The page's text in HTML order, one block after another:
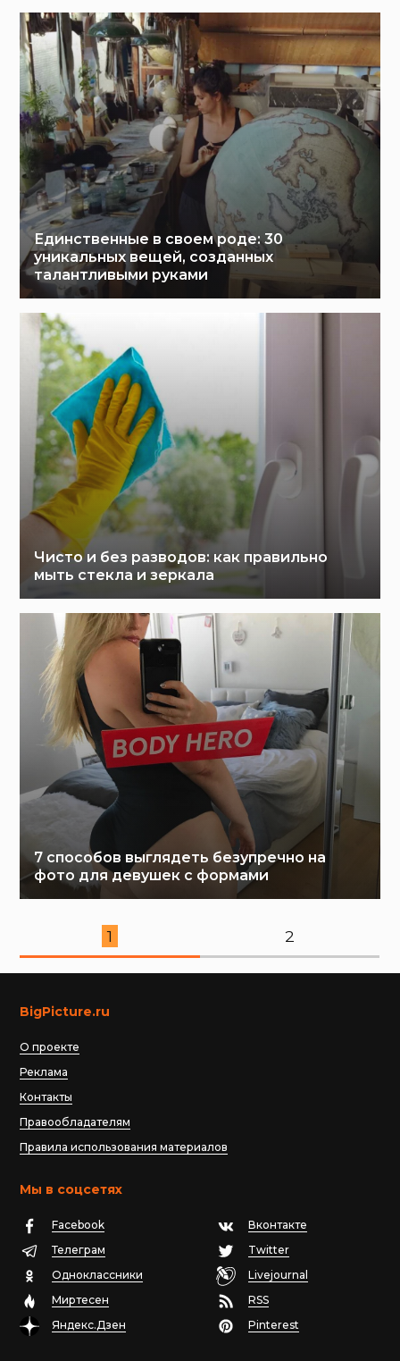
Единственные в своем роде: 30
уникальных вещей, созданных
талантливыми руками
Чисто и без разводов: как правильно
мыть стекла и зеркала
7 способов выглядеть безупречно на
фото для девушек с формами
1 2
BigPicture.ru
О проекте
Реклама
Контакты
Правообладателям
Правила использования материалов
Мы в соцсетях
Facebook
Вконтакте
Телеграм
Twitter
Одноклассники
Livejournal
Миртесен
RSS
Яндекс.Дзен
Pinterest